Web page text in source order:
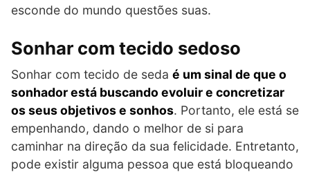
esconde do mundo questões suas.
Sonhar com tecido sedoso
Sonhar com tecido de seda é um sinal de que o
sonhador está buscando evoluir e concretizar
os seus objetivos e sonhos. Portanto, ele está se
empenhando, dando o melhor de si para
caminhar na direção da sua felicidade. Entretanto,
pode existir alguma pessoa que está bloqueando